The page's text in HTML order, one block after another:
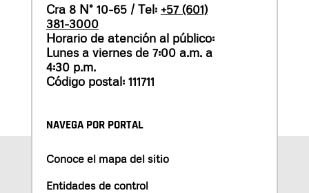
Cra 8 N° 10-65 / Tel: +57 (601)
381-3000
Horario de atención al público:
Lunes a viernes de 7:00 a.m. a
4:30 p.m.
Código postal: 111711
NAVEGA POR PORTAL
Conoce el mapa del sitio
Entidades de control